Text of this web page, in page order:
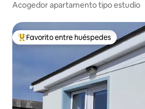
Acogedor apartamento tipo estudio
De los mejores en Favorito entre
Favorito entre huéspedes